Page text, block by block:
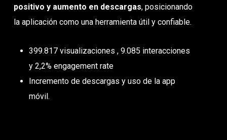
positivo y aumento en descargas, posicionando
la aplicación como una herramienta útil y confiable.
399.817 visualizaciones , 9.085 interacciones
y 2,2% engagement rate
Incremento de descargas y uso de la app
móvil.